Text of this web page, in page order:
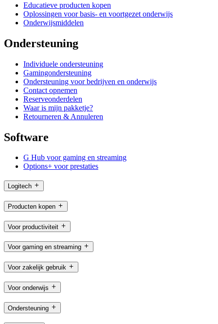
Educatieve producten kopen
Oplossingen voor basis- en voortgezet onderwijs
Onderwijsmiddelen
Ondersteuning
Individuele ondersteuning
Gamingondersteuning
Ondersteuning voor bedrijven en onderwijs
Contact opnemen
Reserveonderdelen
Waar is mijn pakketje?
Retourneren & Annuleren
Software
G Hub voor gaming en streaming
Options+ voor prestaties
Logitech
Producten kopen
Voor productiviteit
Voor gaming en streaming
Voor zakelijk gebruik
Voor onderwijs
Ondersteuning